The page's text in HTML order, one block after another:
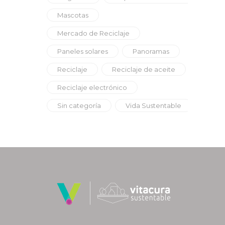
Mascotas
Mercado de Reciclaje
Paneles solares Panoramas
Reciclaje Reciclaje de aceite
Reciclaje electrónico
Sin categoría Vida Sustentable